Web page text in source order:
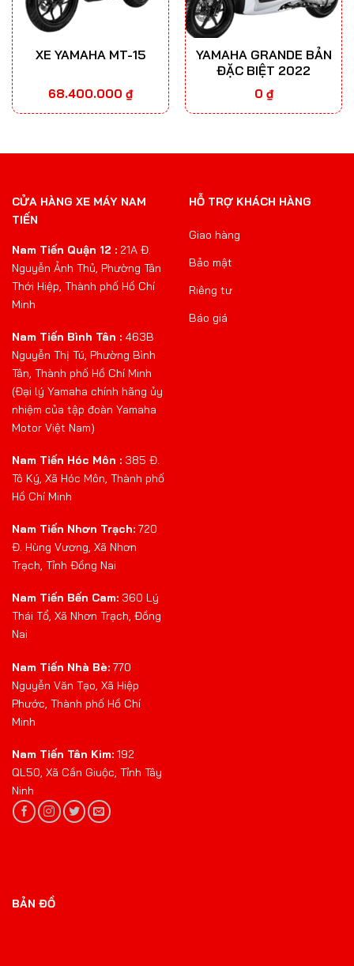
XE YAMAHA MT-15
68.400.000 ₫
YAMAHA GRANDE BẢN
ĐẶC BIỆT 2022
0 ₫
CỬA HÀNG XE MÁY NAM
TIẾN
Nam Tiến Quận 12 : 21A Đ.
Nguyễn Ảnh Thủ, Phường Tân
Thới Hiệp, Thành phố Hồ Chí
Minh
Nam Tiến Bình Tân : 463B
Nguyễn Thị Tú, Phường Bình
Tân, Thành phố Hồ Chí Minh
(Đại lý Yamaha chính hãng ủy
nhiệm của tập đoàn Yamaha
Motor Việt Nam)
Nam Tiến Hóc Môn : 385 Đ.
Tô Ký, Xã Hóc Môn, Thành phố
Hồ Chí Minh
Nam Tiến Nhơn Trạch: 720
Đ. Hùng Vương, Xã Nhơn
Trạch, Tỉnh Đồng Nai
Nam Tiến Bến Cam: 360 Lý
Thái Tổ, Xã Nhơn Trạch, Đồng
Nai
Nam Tiến Nhà Bè: 770
Nguyễn Văn Tạo, Xã Hiệp
Phước, Thành phố Hồ Chí
Minh
Nam Tiến Tân Kim: 192
QL50, Xã Cần Giuộc, Tỉnh Tây
Ninh
HỖ TRỢ KHÁCH HÀNG
Giao hàng
Bảo mật
Riêng tư
Báo giá
BẢN ĐỒ